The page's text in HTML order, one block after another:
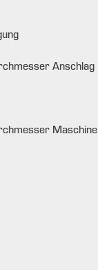
Anschlag
Maschine